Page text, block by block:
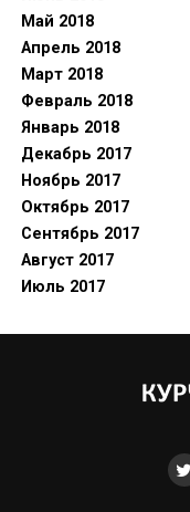
Май 2018
Апрель 2018
Март 2018
Февраль 2018
Январь 2018
Декабрь 2017
Ноябрь 2017
Октябрь 2017
Сентябрь 2017
Август 2017
Июль 2017